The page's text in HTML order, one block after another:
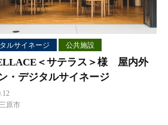
ルサイネージ 公共施設
＜サテラス＞様 屋内外
・デジタルサイネージ
原市